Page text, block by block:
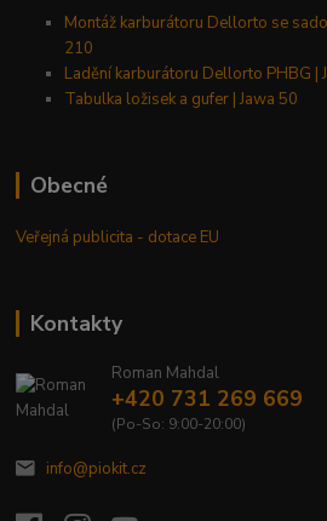
Montáž karburátoru Dellorto se
210
Ladění karburátoru Dellorto PHBG |
Tabulka ložisek a gufer | Jawa 50
Obecné
Veřejná publicita - dotace EU
Kontakty
Roman Mahdal
+420 731 269 669
(Po-So: 9:00-20:00)
info@piokit.cz